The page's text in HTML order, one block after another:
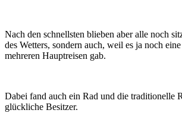
Nach den schnellsten blieben aber alle noch
des Wetters, sondern auch, weil es ja noch
mehreren Hauptreisen gab.
Dabei fand auch ein Rad und die traditionelle
glückliche Besitzer.